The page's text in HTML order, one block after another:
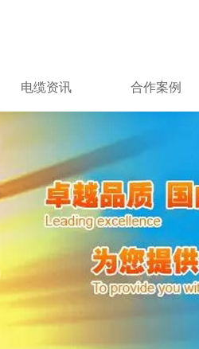
电缆资讯 合作案例